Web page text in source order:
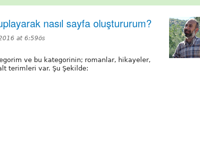
nasıl sayfa oluştururum?
at 6:59ös
ve bu kategorinin; romanlar, hikayeler,
terimleri var. Şu Şekilde: